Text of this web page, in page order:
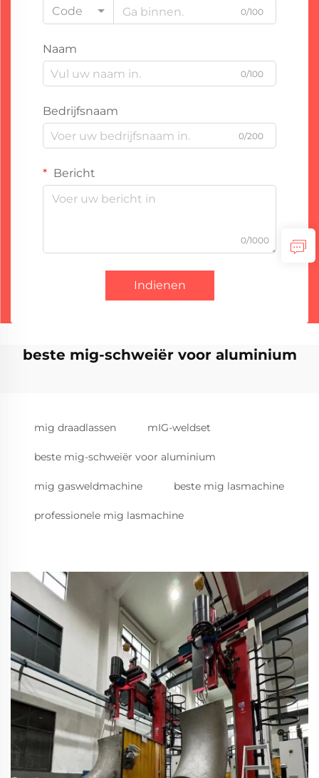
Code 0/100
Naam
0/100
Bedrijfsnaam
0/200
Bericht
0/1000
Indienen
beste mig-schweiër voor aluminium
mig draadlassen mIG-weldset
beste mig-schweiër voor aluminium
mig gasweldmachine beste mig lasmachine
professionele mig lasmachine